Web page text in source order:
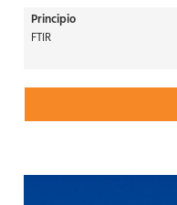
Principio
FTIR